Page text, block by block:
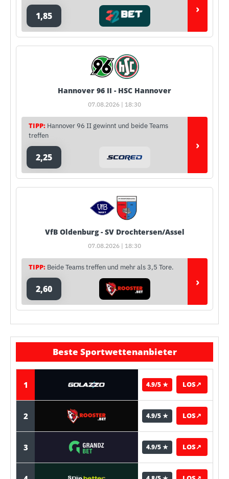
1,85 ›
Hannover 96 II - HSC Hannover
07.08.2026 | 18:30
TIPP: Hannover 96 II gewinnt und beide Teams
treffen
2,25
›
VfB Oldenburg - SV Drochtersen/Assel
07.08.2026 | 18:30
TIPP: Beide Teams treffen und mehr als 3,5 Tore.
2,60 ›
Beste Sportwettenanbieter
1 4.9/5 ★ LOS↗
2 4.9/5 ★ LOS↗
3 4.9/5 ★ LOS↗